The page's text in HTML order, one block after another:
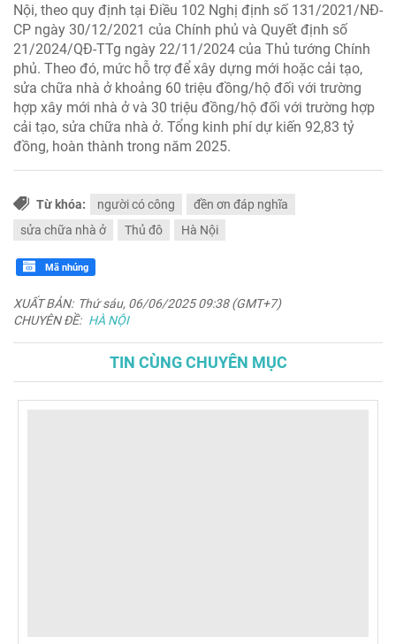
Nội, theo quy định tại Điều 102 Nghị định số 131/2021/NĐ-
CP ngày 30/12/2021 của Chính phủ và Quyết định số
21/2024/QĐ-TTg ngày 22/11/2024 của Thủ tướng Chính
phủ. Theo đó, mức hỗ trợ để xây dựng mới hoặc cải tạo,
sửa chữa nhà ở khoảng 60 triệu đồng/hộ đối với trường
hợp xây mới nhà ở và 30 triệu đồng/hộ đối với trường hợp
cải tạo, sửa chữa nhà ở. Tổng kinh phí dự kiến 92,83 tỷ
đồng, hoàn thành trong năm 2025.
Từ khóa: người có công
đền ơn đáp nghĩa
sửa chữa nhà ở
Thủ đô Hà Nội
Mã nhúng
XUẤT BẢN: Thứ sáu, 06/06/2025 09:38 (GMT+7)
CHUYÊN ĐỀ: HÀ NỘI
TIN CÙNG CHUYÊN MỤC